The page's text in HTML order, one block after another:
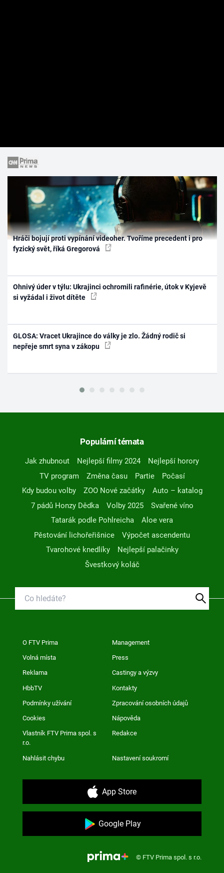
Hráči bojují proti vypínání videoher. Tvoříme precedent i pro
fyzický svět, říká Gregorová
Ohnivý úder v týlu: Ukrajinci ochromili rafinérie, útok v Kyjevě
si vyžádal i život dítěte
GLOSA: Vracet Ukrajince do války je zlo. Žádný rodič si
nepřeje smrt syna v zákopu
Populární témata
Jak zhubnout Nejlepší filmy 2024
Nejlepší horory
TV program
Změna času Partie
Počasí
Kdy budou volby
ZOO Nové začátky
Auto – katalog
7 pádů Honzy Dědka
Volby 2025
Svařené víno
Tatarák podle Pohlreicha
Aloe vera
Pěstování lichořeřišnice
Výpočet ascendentu
Tvarohové knedlíky
Nejlepší palačinky
Švestkový koláč
O FTV Prima Management
Volná místa Press
Reklama Castingy a výzvy
HbbTV Kontakty
Podmínky užívání Zpracování osobních údajů
Cookies Nápověda
Vlastník FTV Prima spol. s
r.o.
Redakce
Nahlásit chybu Nastavení soukromí
App Store
Google Play
© FTV Prima spol. s r.o.